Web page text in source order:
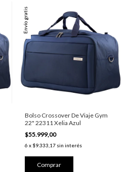
Envío gratis
Bolso Crossover De Viaje Gym
22" 22311 Xelia Azul
$55.999,00
6 x $9.333,17 sin interés